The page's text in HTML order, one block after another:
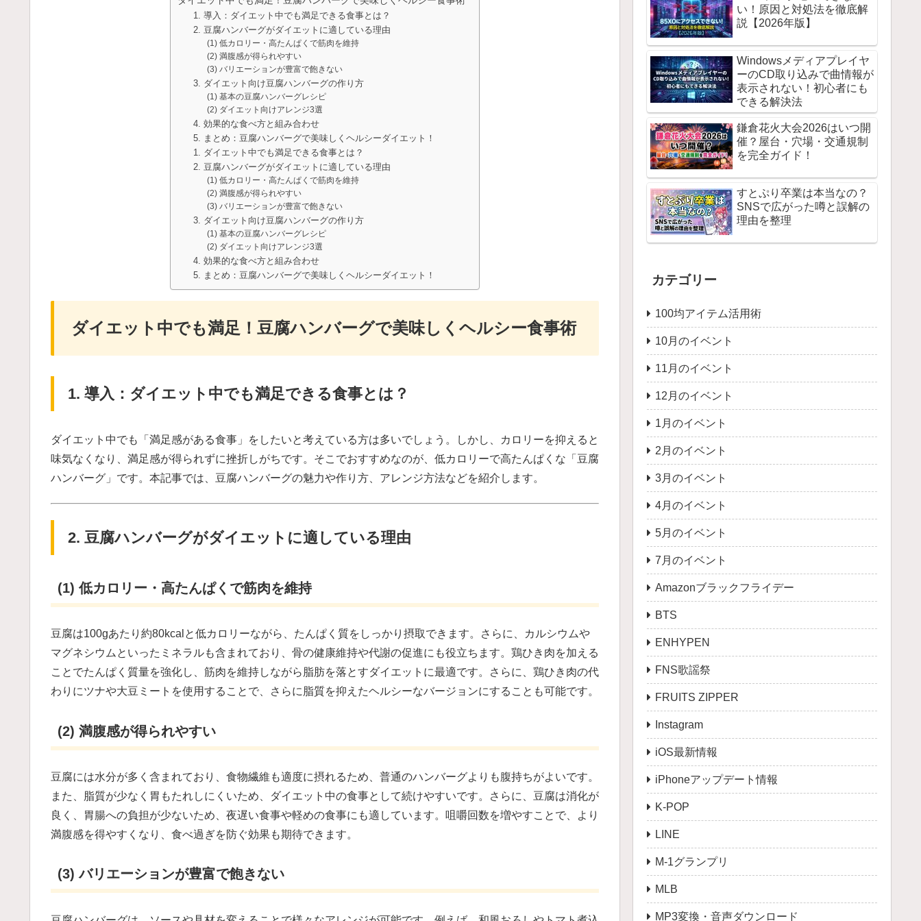
1. 導入：ダイエット中でも満足できる食事とは？
2. 豆腐ハンバーグがダイエットに適している理由
(1) 低カロリー・高たんぱくで筋肉を維持
(2) 満腹感が得られやすい
(3) バリエーションが豊富で飽きない
3. ダイエット向け豆腐ハンバーグの作り方
(1) 基本の豆腐ハンバーグレシピ
(2) ダイエット向けアレンジ3選
4. 効果的な食べ方と組み合わせ
5. まとめ：豆腐ハンバーグで美味しくヘルシーダイエット！
1. ダイエット中でも満足できる食事とは？
2. 豆腐ハンバーグがダイエットに適している理由
(1) 低カロリー・高たんぱくで筋肉を維持
(2) 満腹感が得られやすい
(3) バリエーションが豊富で飽きない
3. ダイエット向け豆腐ハンバーグの作り方
(1) 基本の豆腐ハンバーグレシピ
(2) ダイエット向けアレンジ3選
4. 効果的な食べ方と組み合わせ
5. まとめ：豆腐ハンバーグで美味しくヘルシーダイエット！
ダイエット中でも満足！豆腐ハンバーグで美味しくヘルシー食事術
1. 導入：ダイエット中でも満足できる食事とは？
ダイエット中でも「満足感がある食事」をしたいと考えている方は多いでしょう。しかし、カロリーを抑えると
味気なくなり、満足感が得られずに挫折しがちです。そこでおすすめなのが、低カロリーで高たんぱくな「豆腐
ハンバーグ」です。本記事では、豆腐ハンバーグの魅力や作り方、アレンジ方法などを紹介します。
2. 豆腐ハンバーグがダイエットに適している理由
(1) 低カロリー・高たんぱくで筋肉を維持
豆腐は100gあたり約80kcalと低カロリーながら、たんぱく質をしっかり摂取できます。さらに、カルシウムや
マグネシウムといったミネラルも含まれており、骨の健康維持や代謝の促進にも役立ちます。鶏ひき肉を加える
ことでたんぱく質量を強化し、筋肉を維持しながら脂肪を落とすダイエットに最適です。さらに、鶏ひき肉の代
わりにツナや大豆ミートを使用することで、さらに脂質を抑えたヘルシーなバージョンにすることも可能です。
(2) 満腹感が得られやすい
豆腐には水分が多く含まれており、食物繊維も適度に摂れるため、普通のハンバーグよりも腹持ちがよいです。
また、脂質が少なく胃もたれしにくいため、ダイエット中の食事として続けやすいです。さらに、豆腐は消化が
良く、胃腸への負担が少ないため、夜遅い食事や軽めの食事にも適しています。咀嚼回数を増やすことで、より
満腹感を得やすくなり、食べ過ぎを防ぐ効果も期待できます。
(3) バリエーションが豊富で飽きない
い！原因と対処法を徹底解
説【2026年版】
Windowsメディアプレイヤ
ーのCD取り込みで曲情報が
表示されない！初心者にも
できる解決法
鎌倉花火大会2026はいつ開
催？屋台・穴場・交通規制
を完全ガイド！
すとぷり卒業は本当なの？
SNSで広がった噂と誤解の
理由を整理
カテゴリー
100均アイテム活用術
10月のイベント
11月のイベント
12月のイベント
1月のイベント
2月のイベント
3月のイベント
4月のイベント
5月のイベント
7月のイベント
Amazonブラックフライデー
BTS
ENHYPEN
FNS歌謡祭
FRUITS ZIPPER
Instagram
iOS最新情報
iPhoneアップデート情報
K-POP
LINE
M-1グランプリ
MLB
MP3変換・音声ダウンロード